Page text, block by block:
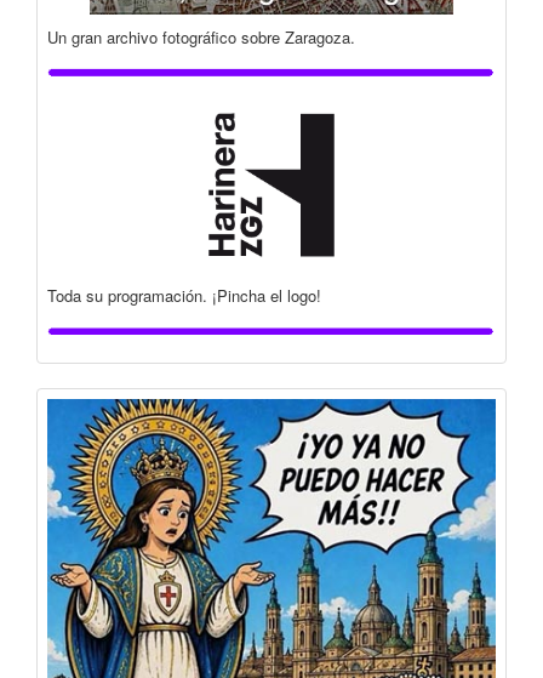
Un gran archivo fotográfico sobre Zaragoza.
Toda su programación. ¡Pincha el logo!